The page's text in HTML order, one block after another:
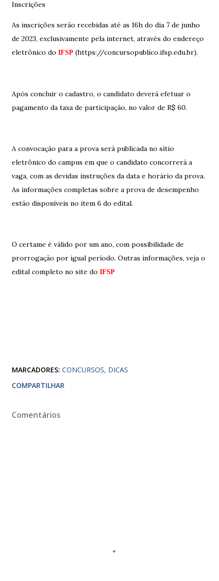
Inscrições
As inscrições serão recebidas até as 16h do dia 7 de junho
de 2023, exclusivamente pela internet, através do endereço
eletrônico do IFSP (https://concursopublico.ifsp.edu.br).
Após concluir o cadastro, o candidato deverá efetuar o
pagamento da taxa de participação, no valor de R$ 60.
A convocação para a prova será publicada no sítio
eletrônico do campus em que o candidato concorrerá a
vaga, com as devidas instruções da data e horário da prova.
As informações completas sobre a prova de desempenho
estão disponíveis no item 6 do edital.
O certame é válido por um ano, com possibilidade de
prorrogação por igual período. Outras informações, veja o
edital completo no site do IFSP
MARCADORES: CONCURSOS DICAS
COMPARTILHAR
Comentários